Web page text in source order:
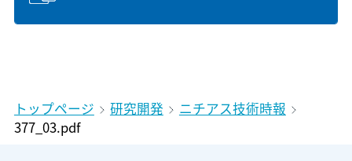
トップページ 研究開発
ニチアス技術時報
377_03.pdf